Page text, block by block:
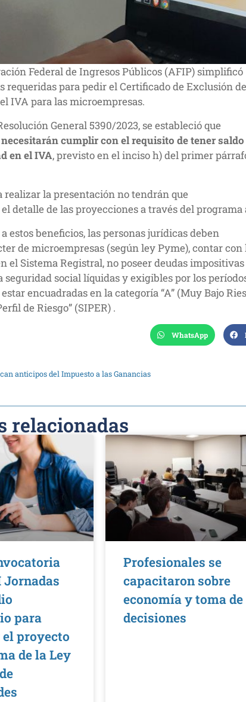
Federal de Ingresos Públicos (AFIP) simplificó
requeridas para pedir el Certificado de Exclusión
IVA para las microempresas.
General 5390/2023, se estableció que
cumplir con el requisito de tener
en el IVA, previsto en el inciso h) del primer
realizar la presentación no tendrán que
detalle de las proyecciones a través del
estos beneficios, las personas jurídicas deben
de microempresas (según ley Pyme), contar
el Sistema Registral, no poseer deudas impositivas
seguridad social líquidas y exigibles por los
encuadradas en la categoría “A” (Muy Bajo
de Riesgo” (SIPER) .
WhatsApp
anticipos del Impuesto a las Ganancias
relacionadas
Jornadas
para
proyecto
de la Ley
Profesionales se
capacitaron sobre
economía y toma de
decisiones